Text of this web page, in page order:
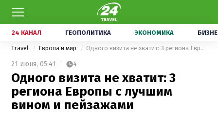
24 КАНАЛ ГЕОПОЛИТИКА ЭКОНОМИКА
Travel Европа и мир Одного визита не хватит: 3 региона Европы с лучшим вином и пейзажами
21 июня, 05:41 4
Одного визита не хватит: 3
региона Европы с лучшим
вином и пейзажами